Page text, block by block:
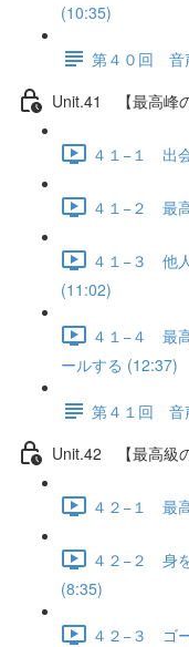
(10:35)
第４０回 音
Unit.41 【最高峰
４１−１ 出
４１−２ 最
４１−３ 他
(11:02)
４１−４ 最
ールする (12:37)
第４１回 音
Unit.42 【最高級
４２−１ 最
４２−２ 身
(8:35)
４２−３ ゴ